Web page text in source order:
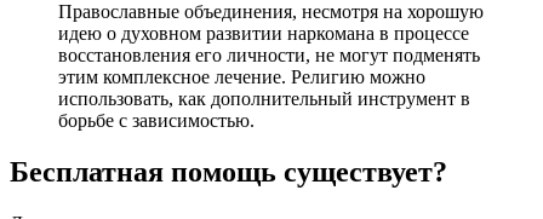
Православные объединения, несмотря на хорошую
идею о духовном развитии наркомана в процессе
восстановления его личности, не могут подменять
этим комплексное лечение. Религию можно
использовать, как дополнительный инструмент в
борьбе с зависимостью.
Бесплатная помощь существует?